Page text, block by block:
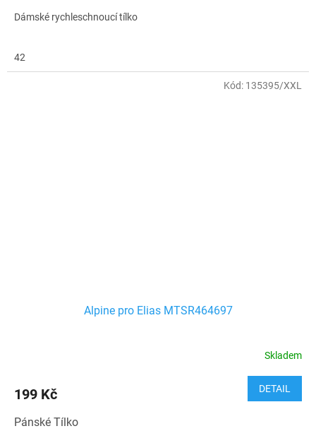
Dámské rychleschnoucí tílko
42
Alpine pro Elias MTSR464697
Skladem
199 Kč DETAIL
Pánské Tílko
Kód: 135395/XXL